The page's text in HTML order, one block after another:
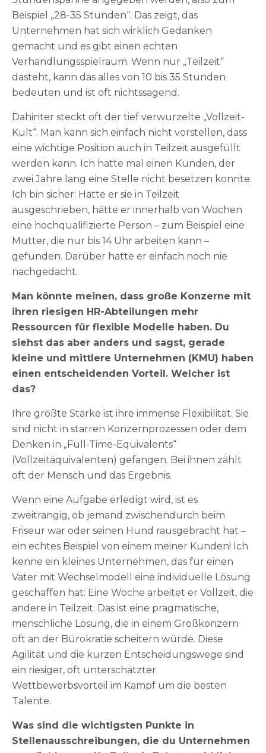
Beispiel „28-35 Stunden“. Das zeigt, das
Unternehmen hat sich wirklich Gedanken
gemacht und es gibt einen echten
Verhandlungsspielraum. Wenn nur „Teilzeit“
dasteht, kann das alles von 10 bis 35 Stunden
bedeuten und ist oft nichtssagend.
Dahinter steckt oft der tief verwurzelte „Vollzeit-
Kult“. Man kann sich einfach nicht vorstellen, dass
eine wichtige Position auch in Teilzeit ausgefüllt
werden kann. Ich hatte mal einen Kunden, der
zwei Jahre lang eine Stelle nicht besetzen konnte.
Ich bin sicher: Hätte er sie in Teilzeit
ausgeschrieben, hätte er innerhalb von Wochen
eine hochqualifizierte Person – zum Beispiel eine
Mutter, die nur bis 14 Uhr arbeiten kann –
gefunden. Darüber hatte er einfach noch nie
nachgedacht.
Man könnte meinen, dass große Konzerne mit
ihren riesigen HR-Abteilungen mehr
Ressourcen für flexible Modelle haben. Du
siehst das aber anders und sagst, gerade
kleine und mittlere Unternehmen (KMU) haben
einen entscheidenden Vorteil. Welcher ist
das?
Ihre größte Stärke ist ihre immense Flexibilität. Sie
sind nicht in starren Konzernprozessen oder dem
Denken in „Full-Time-Equivalents“
(Vollzeitäquivalenten) gefangen. Bei ihnen zählt
oft der Mensch und das Ergebnis.
Wenn eine Aufgabe erledigt wird, ist es
zweitrangig, ob jemand zwischendurch beim
Friseur war oder seinen Hund rausgebracht hat –
ein echtes Beispiel von einem meiner Kunden! Ich
kenne ein kleines Unternehmen, das für einen
Vater mit Wechselmodell eine individuelle Lösung
geschaffen hat: Eine Woche arbeitet er Vollzeit, die
andere in Teilzeit. Das ist eine pragmatische,
menschliche Lösung, die in einem Großkonzern
oft an der Bürokratie scheitern würde. Diese
Agilität und die kurzen Entscheidungswege sind
ein riesiger, oft unterschätzter
Wettbewerbsvorteil im Kampf um die besten
Talente.
Was sind die wichtigsten Punkte in
Stellenausschreibungen, die du Unternehmen